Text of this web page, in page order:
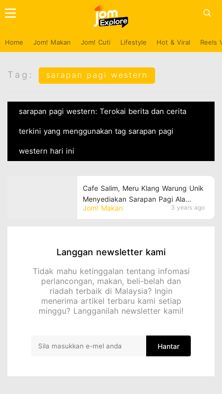
Home Jom! Makan Jom! Cuti Lifestyle Hot & Viral Reels
Tag: sarapan pagi western
sarapan pagi western: Terokai berita dan cerita
terkini yang menggunakan tag sarapan pagi
western hari ini
Jom! Makan 3 years ago
Cafe Salim, Meru Klang Warung Unik
Menyediakan Sarapan Pagi Ala
Barat !
Langgan newsletter kami
Tidak mahu ketinggalan tentang infomasi
perlancongan, makan, beli-belah dan
riadah terbaik di Malaysia? Ingin
menerima artikel terbaru kami setiap
minggu? Langganilah newsletter kami!
Hantar